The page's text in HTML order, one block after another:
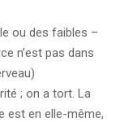
ou des faibles –
n’est pas dans
; on a tort. La
est en elle-même,